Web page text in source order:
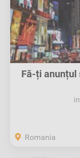
Fă-ți anunțul
Romania